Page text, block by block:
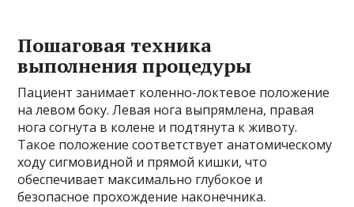
Пошаговая техника
выполнения процедуры
Пациент занимает коленно-локтевое положение
на левом боку. Левая нога выпрямлена, правая
нога согнута в колене и подтянута к животу.
Такое положение соответствует анатомическому
ходу сигмовидной и прямой кишки, что
обеспечивает максимально глубокое и
безопасное прохождение наконечника.